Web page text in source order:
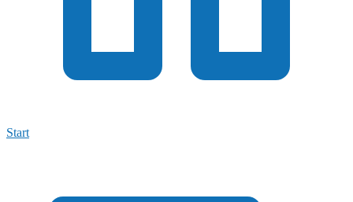
Start